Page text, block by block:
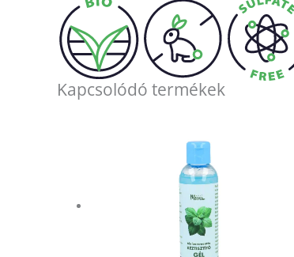
Kapcsolódó termékek